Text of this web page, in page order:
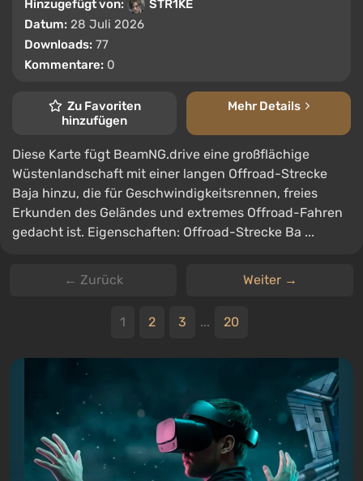
Hinzugefügt von:
STR1KE
Datum: 28 Juli 2026
Downloads: 77
Kommentare: 0
Zu Favoriten
hinzufügen
Mehr Details
Diese Karte fügt BeamNG.drive eine großflächige
Wüstenlandschaft mit einer langen Offroad-Strecke
Baja hinzu, die für Geschwindigkeitsrennen, freies
Erkunden des Geländes und extremes Offroad-Fahren
gedacht ist. Eigenschaften: Offroad-Strecke Ba ...
← Zurück Weiter →
1 2 3 ... 20